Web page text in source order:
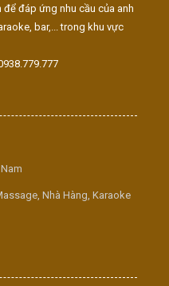
đáp ứng nhu cầu của anh
bar,... trong khu vực
Nhà Hàng, Karaoke